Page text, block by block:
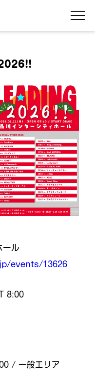
ール
events/13626
8:00
/ 一般エリア